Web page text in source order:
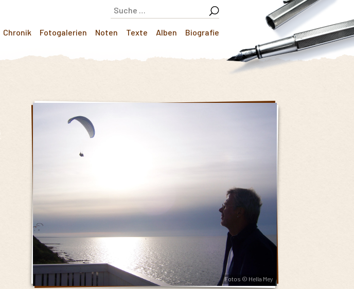
Chronik Fotogalerien Noten Texte Alben Biografie
Fotos © Hella Mey